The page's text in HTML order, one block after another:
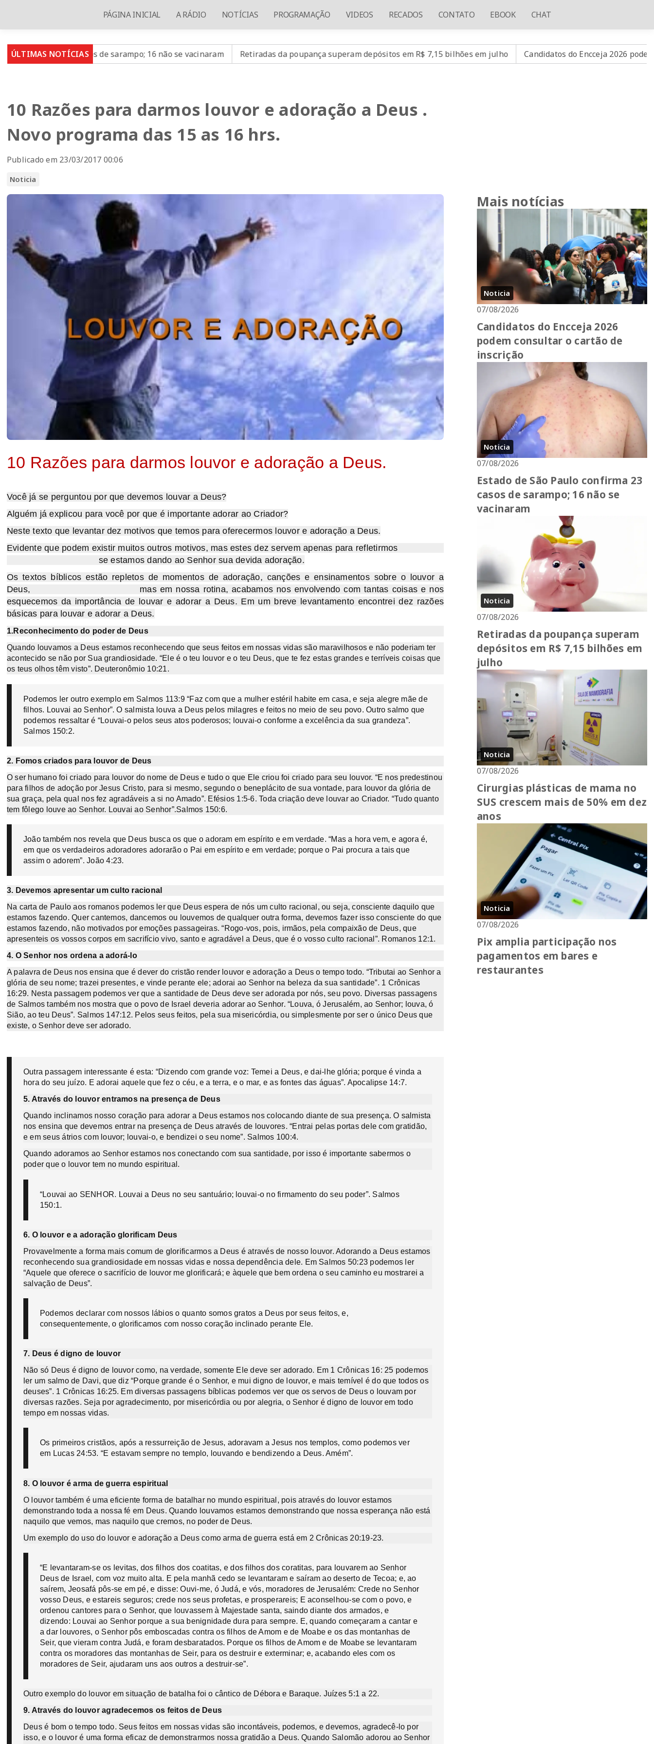
PÁGINA INICIAL A RÁDIO NOTÍCIAS PROGRAMAÇÃO VIDEOS RECADOS CONTATO EBOOK CHAT
ÚLTIMAS NOTÍCIAS
casos de sarampo; 16 não se vacinaram Retiradas da poupança superam depósitos em R$ 7,15 bilhões em julho Candidatos do Encceja 2026 podem consultar o
10 Razões para darmos louvor e adoração a Deus .
Novo programa das 15 as 16 hrs.
Publicado em 23/03/2017 00:06
Noticia
10 Razões para darmos louvor e adoração a Deus.
Você já se perguntou por que devemos louvar a Deus?
Alguém já explicou para você por que é importante adorar ao Criador?
Neste texto que levantar dez motivos que temos para oferecermos louvor e adoração a Deus.
Evidente que podem existir muitos outros motivos, mas estes dez servem apenas para refletirmos
se estamos dando ao Senhor sua devida adoração.
Os textos bíblicos estão repletos de momentos de adoração, canções e ensinamentos sobre o louvor a
Deus, mas em nossa rotina, acabamos nos envolvendo com tantas coisas e nos
esquecemos da importância de louvar e adorar a Deus. Em um breve levantamento encontrei dez razões
básicas para louvar e adorar a Deus.
1.Reconhecimento do poder de Deus
Quando louvamos a Deus estamos reconhecendo que seus feitos em nossas vidas são maravilhosos e não poderiam ter
acontecido se não por Sua grandiosidade. “Ele é o teu louvor e o teu Deus, que te fez estas grandes e terríveis coisas que
os teus olhos têm visto”. Deuteronômio 10:21.
Podemos ler outro exemplo em Salmos 113:9 “Faz com que a mulher estéril habite em casa, e seja alegre mãe de
filhos. Louvai ao Senhor”. O salmista louva a Deus pelos milagres e feitos no meio de seu povo. Outro salmo que
podemos ressaltar é “Louvai-o pelos seus atos poderosos; louvai-o conforme a excelência da sua grandeza”.
Salmos 150:2.
2. Fomos criados para louvor de Deus
O ser humano foi criado para louvor do nome de Deus e tudo o que Ele criou foi criado para seu louvor. “E nos predestinou
para filhos de adoção por Jesus Cristo, para si mesmo, segundo o beneplácito de sua vontade, para louvor da glória de
sua graça, pela qual nos fez agradáveis a si no Amado”. Efésios 1:5-6. Toda criação deve louvar ao Criador. “Tudo quanto
tem fôlego louve ao Senhor. Louvai ao Senhor”.Salmos 150:6.
João também nos revela que Deus busca os que o adoram em espírito e em verdade. “Mas a hora vem, e agora é,
em que os verdadeiros adoradores adorarão o Pai em espírito e em verdade; porque o Pai procura a tais que
assim o adorem”. João 4:23.
3. Devemos apresentar um culto racional
Na carta de Paulo aos romanos podemos ler que Deus espera de nós um culto racional, ou seja, consciente daquilo que
estamos fazendo. Quer cantemos, dancemos ou louvemos de qualquer outra forma, devemos fazer isso consciente do que
estamos fazendo, não motivados por emoções passageiras. “Rogo-vos, pois, irmãos, pela compaixão de Deus, que
apresenteis os vossos corpos em sacrifício vivo, santo e agradável a Deus, que é o vosso culto racional”. Romanos 12:1.
4. O Senhor nos ordena a adorá-lo
A palavra de Deus nos ensina que é dever do cristão render louvor e adoração a Deus o tempo todo. “Tributai ao Senhor a
glória de seu nome; trazei presentes, e vinde perante ele; adorai ao Senhor na beleza da sua santidade”. 1 Crônicas
16:29. Nesta passagem podemos ver que a santidade de Deus deve ser adorada por nós, seu povo. Diversas passagens
de Salmos também nos mostra que o povo de Israel deveria adorar ao Senhor. “Louva, ó Jerusalém, ao Senhor; louva, ó
Sião, ao teu Deus”. Salmos 147:12. Pelos seus feitos, pela sua misericórdia, ou simplesmente por ser o único Deus que
existe, o Senhor deve ser adorado.
Outra passagem interessante é esta: “Dizendo com grande voz: Temei a Deus, e dai-lhe glória; porque é vinda a
hora do seu juízo. E adorai aquele que fez o céu, e a terra, e o mar, e as fontes das águas”. Apocalipse 14:7.
5. Através do louvor entramos na presença de Deus
Quando inclinamos nosso coração para adorar a Deus estamos nos colocando diante de sua presença. O salmista
nos ensina que devemos entrar na presença de Deus através de louvores. “Entrai pelas portas dele com gratidão,
e em seus átrios com louvor; louvai-o, e bendizei o seu nome”. Salmos 100:4.
Quando adoramos ao Senhor estamos nos conectando com sua santidade, por isso é importante sabermos o
poder que o louvor tem no mundo espiritual.
“Louvai ao SENHOR. Louvai a Deus no seu santuário; louvai-o no firmamento do seu poder”. Salmos
150:1.
6. O louvor e a adoração glorificam Deus
Provavelmente a forma mais comum de glorificarmos a Deus é através de nosso louvor. Adorando a Deus estamos
reconhecendo sua grandiosidade em nossas vidas e nossa dependência dele. Em Salmos 50:23 podemos ler
“Aquele que oferece o sacrifício de louvor me glorificará; e àquele que bem ordena o seu caminho eu mostrarei a
salvação de Deus”.
Podemos declarar com nossos lábios o quanto somos gratos a Deus por seus feitos, e,
consequentemente, o glorificamos com nosso coração inclinado perante Ele.
7. Deus é digno de louvor
Não só Deus é digno de louvor como, na verdade, somente Ele deve ser adorado. Em 1 Crônicas 16: 25 podemos
ler um salmo de Davi, que diz “Porque grande é o Senhor, e mui digno de louvor, e mais temível é do que todos os
deuses”. 1 Crônicas 16:25. Em diversas passagens bíblicas podemos ver que os servos de Deus o louvam por
diversas razões. Seja por agradecimento, por misericórdia ou por alegria, o Senhor é digno de louvor em todo
tempo em nossas vidas.
Os primeiros cristãos, após a ressurreição de Jesus, adoravam a Jesus nos templos, como podemos ver
em Lucas 24:53. “E estavam sempre no templo, louvando e bendizendo a Deus. Amém”.
8. O louvor é arma de guerra espiritual
O louvor também é uma eficiente forma de batalhar no mundo espiritual, pois através do louvor estamos
demonstrando toda a nossa fé em Deus. Quando louvamos estamos demonstrando que nossa esperança não está
naquilo que vemos, mas naquilo que cremos, no poder de Deus.
Um exemplo do uso do louvor e adoração a Deus como arma de guerra está em 2 Crônicas 20:19-23.
“E levantaram-se os levitas, dos filhos dos coatitas, e dos filhos dos coratitas, para louvarem ao Senhor
Deus de Israel, com voz muito alta. E pela manhã cedo se levantaram e saíram ao deserto de Tecoa; e, ao
saírem, Jeosafá pôs-se em pé, e disse: Ouvi-me, ó Judá, e vós, moradores de Jerusalém: Crede no Senhor
vosso Deus, e estareis seguros; crede nos seus profetas, e prosperareis; E aconselhou-se com o povo, e
ordenou cantores para o Senhor, que louvassem à Majestade santa, saindo diante dos armados, e
dizendo: Louvai ao Senhor porque a sua benignidade dura para sempre. E, quando começaram a cantar e
a dar louvores, o Senhor pôs emboscadas contra os filhos de Amom e de Moabe e os das montanhas de
Seir, que vieram contra Judá, e foram desbaratados. Porque os filhos de Amom e de Moabe se levantaram
contra os moradores das montanhas de Seir, para os destruir e exterminar; e, acabando eles com os
moradores de Seir, ajudaram uns aos outros a destruir-se”.
Outro exemplo do louvor em situação de batalha foi o cântico de Débora e Baraque. Juízes 5:1 a 22.
9. Através do louvor agradecemos os feitos de Deus
Deus é bom o tempo todo. Seus feitos em nossas vidas são incontáveis, podemos, e devemos, agradecê-lo por
isso, e o louvor é uma forma eficaz de demonstrarmos nossa gratidão a Deus. Quando Salomão adorou ao Senhor
Mais notícias
Noticia
07/08/2026
Candidatos do Encceja 2026
podem consultar o cartão de
inscrição
Noticia
07/08/2026
Estado de São Paulo confirma 23
casos de sarampo; 16 não se
vacinaram
Noticia
07/08/2026
Retiradas da poupança superam
depósitos em R$ 7,15 bilhões em
julho
Noticia
07/08/2026
Cirurgias plásticas de mama no
SUS crescem mais de 50% em dez
anos
Noticia
07/08/2026
Pix amplia participação nos
pagamentos em bares e
restaurantes